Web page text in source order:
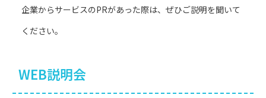
企業からサービスのPRがあった際は、ぜひご説明を聞いて
ください。
WEB説明会